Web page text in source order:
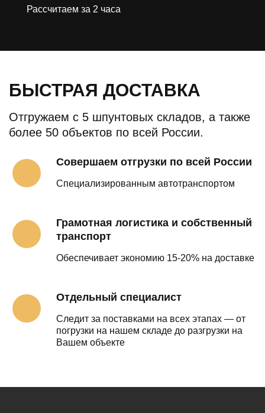
Рассчитаем за 2 часа
БЫСТРАЯ ДОСТАВКА
Отгружаем с 5 шпунтовых складов, а также
более 50 объектов по всей России.
Совершаем отгрузки по всей России
Специализированным автотранспортом
Грамотная логистика и собственный
транспорт
Обеспечивает экономию 15-20% на доставке
Отдельный специалист
Следит за поставками на всех этапах — от
погрузки на нашем складе до разгрузки на
Вашем объекте